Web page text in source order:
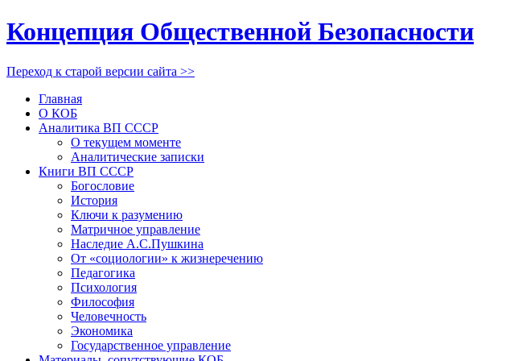
Концепция Общественной Безопасности
Переход к старой версии сайта >>
Главная
О КОБ
Аналитика ВП СССР
О текущем моменте
Аналитические записки
Книги ВП СССР
Богословие
История
Ключи к разумению
Матричное управление
Наследие А.С.Пушкина
От «социологии» к жизнеречению
Педагогика
Психология
Философия
Человечность
Экономика
Государственное управление